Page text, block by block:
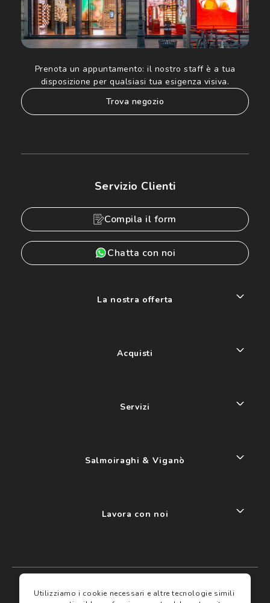
I miei preferiti
Prenota un appuntamento: il nostro staff è a tua
disposizione per qualsiasi tua esigenza visiva.
trova negozio
Servizio Clienti
Compila il form
Chatta con noi
La nostra offerta
Acquisti
Servizi
Salmoiraghi & Viganò
Lavora con noi
Utilizziamo i cookie necessari e altre tecnologie simili